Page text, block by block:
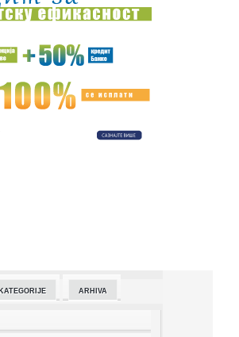
se oglasio posle debakla „Moane“:
OD PARIZA: Ostali su samo detalji – zna
Srbije i Ukrajine o saradnji u oblasti
ambasade Izraela: Kanje Vest
o Goberu: "Žalosno je koliko kritika
KATEGORIJE ARHIVA